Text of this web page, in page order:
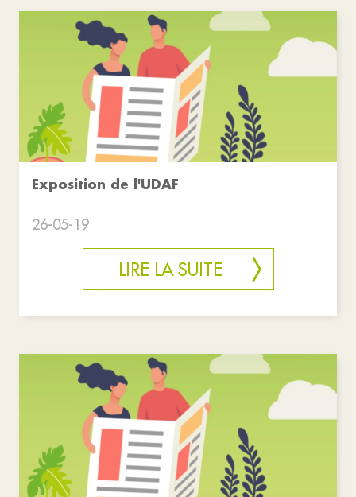
Exposition de l'UDAF
26-05-19
LIRE LA SUITE